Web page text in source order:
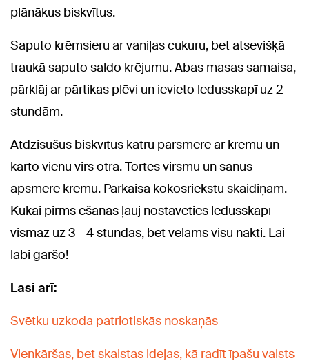
plānākus biskvītus.
Saputo krēmsieru ar vaniļas cukuru, bet atsevišķā
traukā saputo saldo krējumu. Abas masas samaisa,
pārklāj ar pārtikas plēvi un ievieto ledusskapī uz 2
stundām.
Atdzisušus biskvītus katru pārsmērē ar krēmu un
kārto vienu virs otra. Tortes virsmu un sānus
apsmērē krēmu. Pārkaisa kokosriekstu skaidiņām.
Kūkai pirms ēšanas ļauj nostāvēties ledusskapī
vismaz uz 3 - 4 stundas, bet vēlams visu nakti. Lai
labi garšo!
Lasi arī:
Svētku uzkoda patriotiskās noskaņās
Vienkāršas, bet skaistas idejas, kā radīt īpašu valsts